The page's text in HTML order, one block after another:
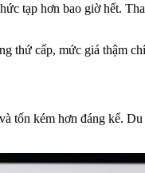
tạp hơn bao giờ hết.
thứ cấp, mức giá thậm
tốn kém hơn đáng kể.